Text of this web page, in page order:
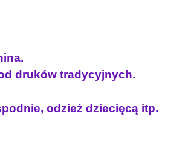
druków tradycyjnych.
odzież dziecięcą itp.